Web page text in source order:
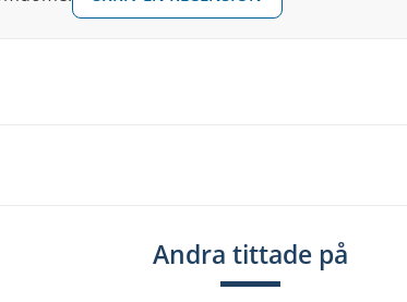
Andra tittade på